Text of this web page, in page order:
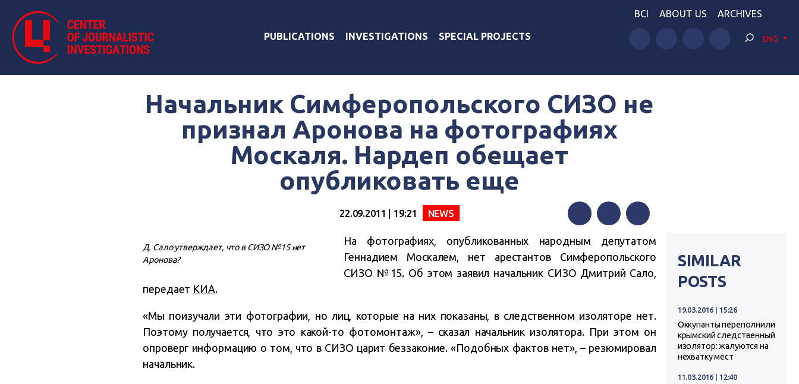
PUBLICATIONS INVESTIGATIONS SPECIAL PROJECTS
BCI ABOUT US ARCHIVES
ENG
Начальник Симферопольского СИЗО не
признал Аронова на фотографиях
Москаля. Нардеп обещает
опубликовать еще
22.09.2011 | 19:21 NEWS
FacebookTwitterTelegram
Д. Сало утверждает, что в СИЗО №15 нет
Аронова?
На фотографиях, опубликованных народным депутатом
Геннадием Москалем, нет арестантов Симферопольского
СИЗО №15. Об этом заявил начальник СИЗО Дмитрий Сало,
передает КИА.
«Мы поизучали эти фотографии, но лиц, которые на них показаны, в следственном изоляторе нет.
Поэтому получается, что это какой-то фотомонтаж», – сказал начальник изолятора. При этом он
опроверг информацию о том, что в СИЗО царит беззаконие. «Подобных фактов нет», – резюмировал
начальник.
SIMILAR
POSTS
19.03.2016 | 15:26
Оккупанты переполнили
крымский следственный
изолятор: жалуются на
нехватку мест
11.03.2016 | 12:40